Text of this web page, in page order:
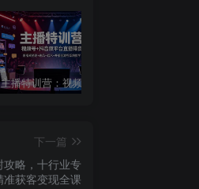
下一篇
攻略，十行业专
准获客变现全课